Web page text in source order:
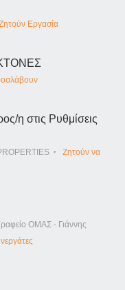
Εργασία
η στις Ρυθμίσεις
Ζητούν να
ΟΜΑΣ - Γιάννης